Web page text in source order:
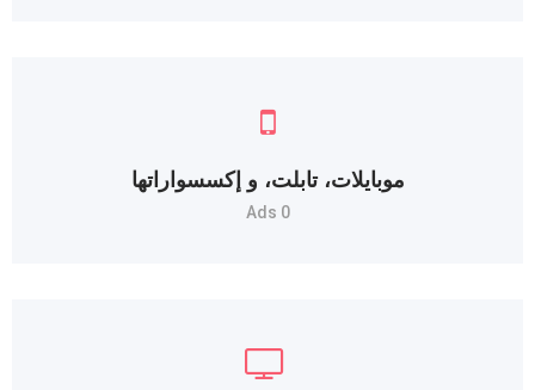
موبايلات، تابلت، و إكسسواراتها
0 Ads